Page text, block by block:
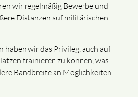
wir regelmäßig Bewerbe und
Distanzen auf militärischen
haben wir das Privileg, auch auf
trainieren zu können, was
Bandbreite an Möglichkeiten